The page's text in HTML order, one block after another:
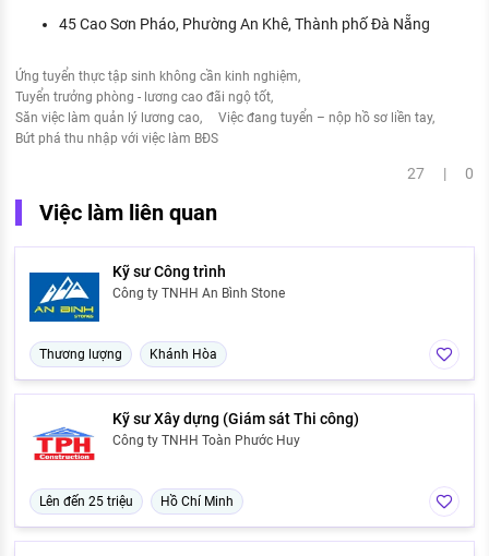
45 Cao Sơn Pháo, Phường An Khê, Thành phố Đà Nẵng
Ứng tuyển thực tập sinh không cần kinh nghiệm
Tuyển trưởng phòng - lương cao đãi ngộ tốt
Săn việc làm quản lý lương cao
Việc đang tuyển – nộp hồ sơ liền tay
Bứt phá thu nhập với việc làm BĐS
27 | 0
Việc làm liên quan
Kỹ sư Công trình
Công ty TNHH An Bình Stone
Thương lượng Khánh Hòa
Kỹ sư Xây dựng (Giám sát Thi công)
Công ty TNHH Toàn Phước Huy
Lên đến 25 triệu Hồ Chí Minh